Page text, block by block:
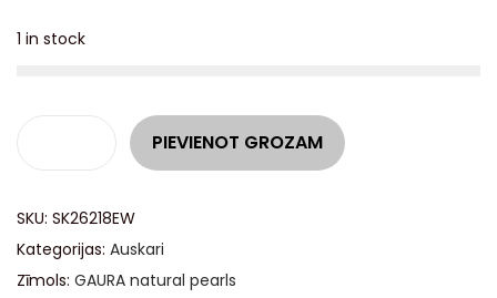
1 in stock
PIEVIENOT GROZAM
SKU: SK26218EW
Kategorijas: Auskari
Zīmols: GAURA natural pearls